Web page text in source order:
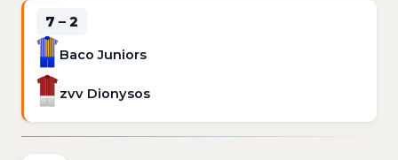
7 – 2
Baco Juniors
zvv Dionysos